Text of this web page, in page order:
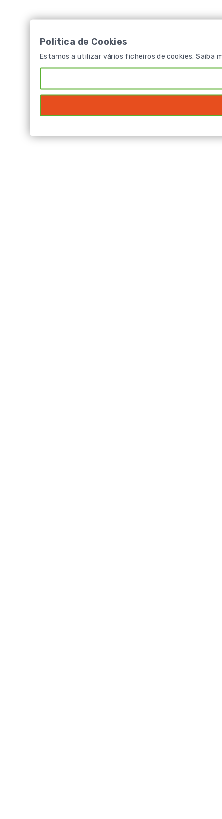
Política de Cookies
Estamos a utilizar vários ficheiros de cookies. Saiba